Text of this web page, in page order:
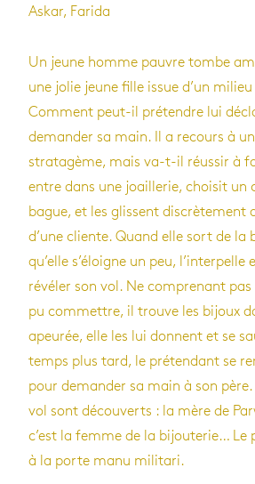
Askar, Farida
Un jeune homme pauvre tombe
une jolie jeune fille issue d’un
Comment peut-il prétendre lui
demander sa main. Il a recours à
stratagème, mais va-t-il réussir à
entre dans une joaillerie, choisit un
bague, et les glissent discrètement
d’une cliente. Quand elle sort de la
qu’elle s’éloigne un peu, l’interpelle
révéler son vol. Ne comprenant
pu commettre, il trouve les bijoux
apeurée, elle les lui donnent et se
temps plus tard, le prétendant se
pour demander sa main à son
vol sont découverts : la mère de
c’est la femme de la bijouterie… Le
à la porte manu militari.